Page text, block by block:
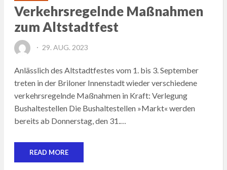
Verkehrsregelnde Maßnahmen
zum Altstadtfest
POSTED
29. AUG. 2023
Anlässlich des Altstadtfestes vom 1. bis 3. September
treten in der Briloner Innenstadt wieder verschiedene
verkehrsregelnde Maßnahmen in Kraft: Verlegung
Bushaltestellen Die Bushaltestellen »Markt« werden
bereits ab Donnerstag, den 31.…
READ MORE